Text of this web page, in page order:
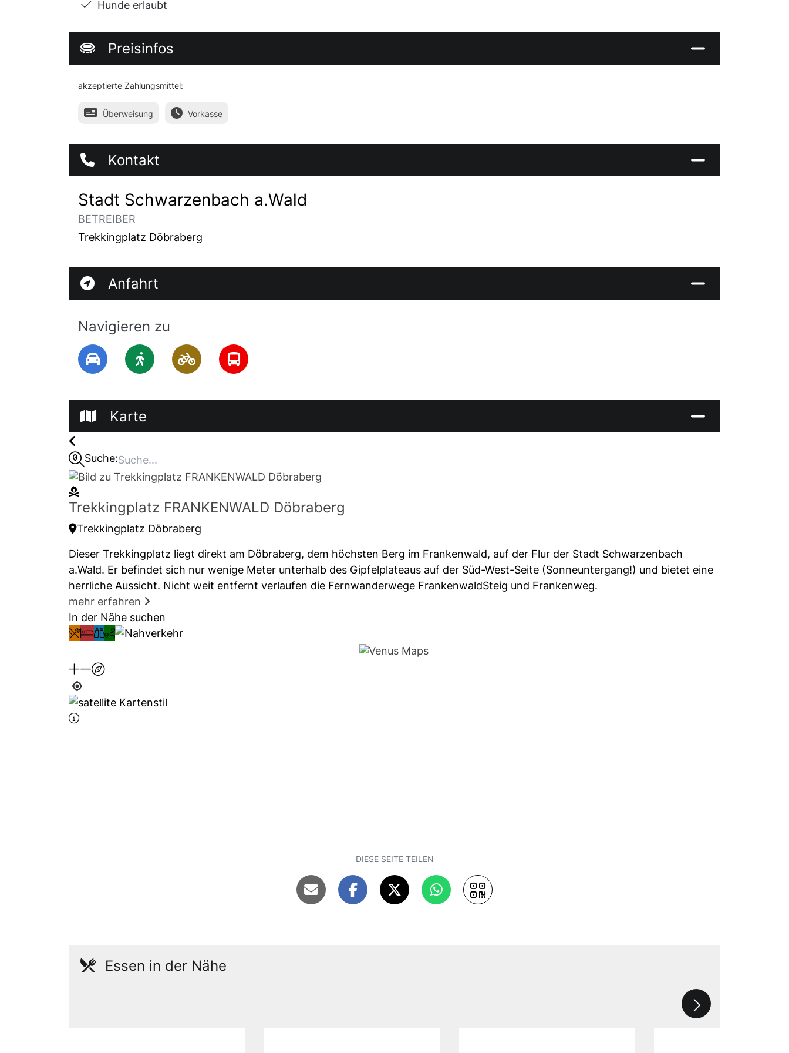
Hunde erlaubt
Preisinfos
akzeptierte Zahlungsmittel:
Überweisung Vorkasse
Kontakt
Stadt Schwarzenbach a.Wald
BETREIBER
Trekkingplatz Döbraberg
Anfahrt
Navigieren zu
Karte
Suche:
Trekkingplatz FRANKENWALD Döbraberg
Trekkingplatz Döbraberg
Dieser Trekkingplatz liegt direkt am Döbraberg, dem höchsten Berg im Frankenwald, auf der Flur der Stadt Schwarzenbach
a.Wald. Er befindet sich nur wenige Meter unterhalb des Gipfelplateaus auf der Süd-West-Seite (Sonneuntergang!) und bietet eine
herrliche Aussicht. Nicht weit entfernt verlaufen die Fernwanderwege FrankenwaldSteig und Frankenweg.
mehr erfahren
In der Nähe suchen
DIESE SEITE TEILEN
Essen in der Nähe